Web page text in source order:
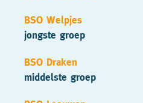
BSO Welpjes
jongste groep
BSO Draken
middelste groep